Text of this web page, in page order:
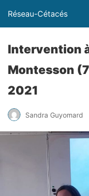
Réseau-Cétacés
Intervention
Montesson
2021
Sandra Guyomard